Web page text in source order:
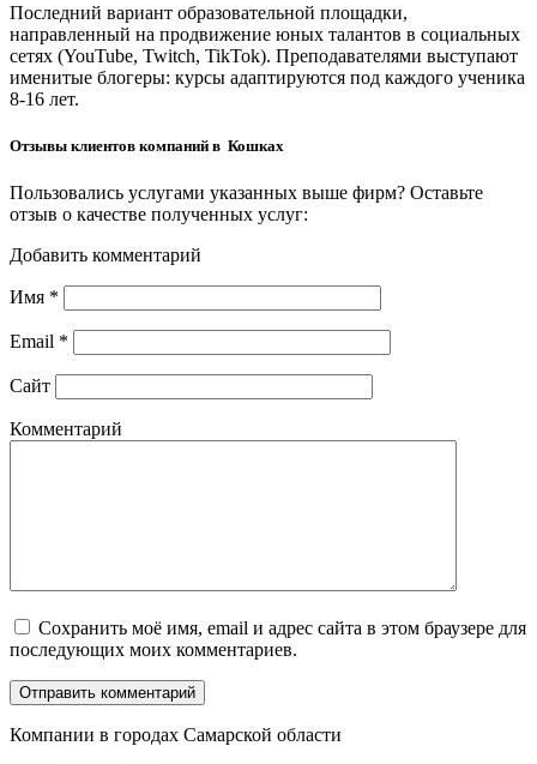
Последний вариант образовательной площадки,
направленный на продвижение юных талантов в социальных
сетях (YouTube, Twitch, TikTok). Преподавателями выступают
именитые блогеры: курсы адаптируются под каждого ученика
8-16 лет.
Отзывы клиентов компаний в Кошках
Пользовались услугами указанных выше фирм? Оставьте
отзыв о качестве полученных услуг:
Добавить комментарий
Имя *
Email *
Сайт
Комментарий
Сохранить моё имя, email и адрес сайта в этом браузере для
последующих моих комментариев.
Компании в городах Самарской области